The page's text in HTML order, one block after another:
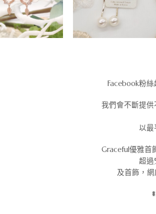
Facebook粉
我們會不斷提
以最
Graceful優雅首
超
及首飾，